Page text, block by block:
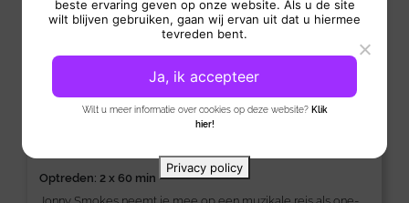
Jonny Smokes
Optreden: 2 x 60 min
beste ervaring geven op onze website. Als u de site
wilt blijven gebruiken, gaan wij ervan uit dat u hiermee
tevreden bent.
Wilt u meer informatie over cookies op deze website? Klik
hier!
Ja, ik accepteer
Privacy policy